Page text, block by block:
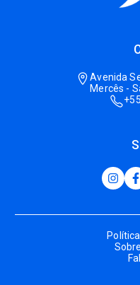
Avenida
Mercês -